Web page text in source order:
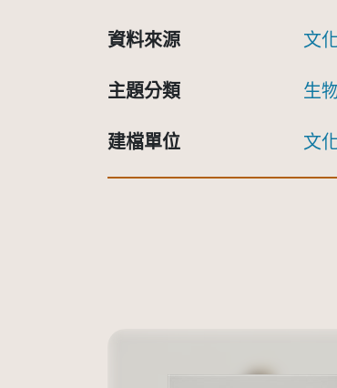
資料來源 文
主題分類 生
建檔單位 文